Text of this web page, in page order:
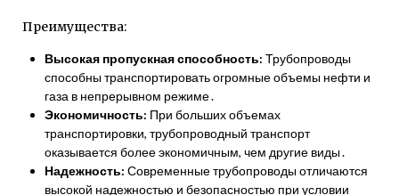
Преимущества:
Высокая пропускная способность: Трубопроводы
способны транспортировать огромные объемы нефти и
газа в непрерывном режиме․
Экономичность: При больших объемах
транспортировки, трубопроводный транспорт
оказывается более экономичным, чем другие виды․
Надежность: Современные трубопроводы отличаются
высокой надежностью и безопасностью при условии